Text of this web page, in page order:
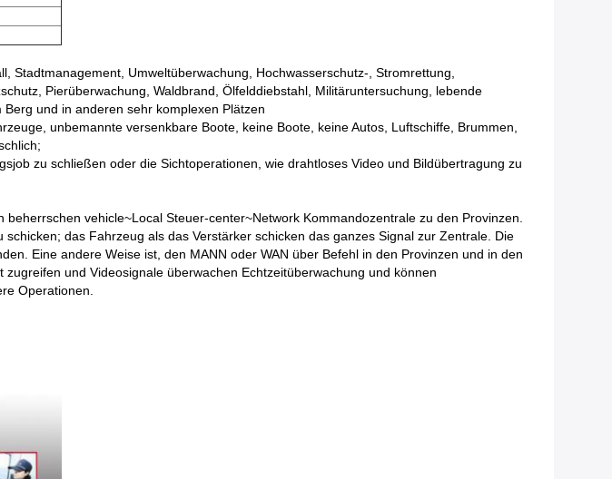
Stadtmanagement, Umweltüberwachung, Hochwasserschutz-, Stromrettung,
Pierüberwachung, Waldbrand, Ölfelddiebstahl, Militäruntersuchung, lebende
und in anderen sehr komplexen Plätzen
unbemannte versenkbare Boote, keine Boote, keine Autos, Luftschiffe, Brummen,
zu schließen oder die Sichtoperationen, wie drahtloses Video und Bildübertragung zu
vehicle~Local Steuer-center~Network Kommandozentrale zu den Provinzen.
das Fahrzeug als das Verstärker schicken das ganzes Signal zur Zentrale. Die
Eine andere Weise ist, den MANN oder WAN über Befehl in den Provinzen und in den
und Videosignale überwachen Echtzeitüberwachung und können
Operationen.